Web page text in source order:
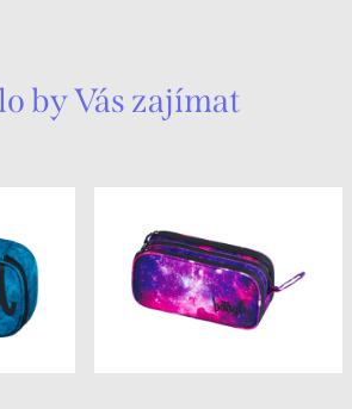
by Vás zajímat